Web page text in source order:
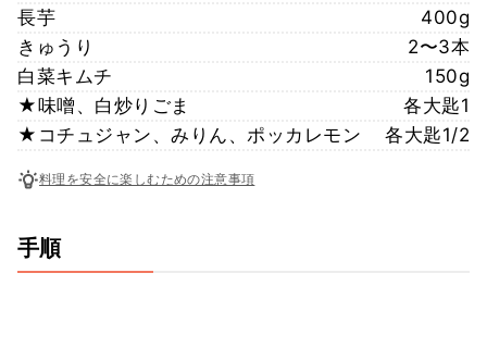
長芋
400g
きゅうり
2〜3本
白菜キムチ
150g
★味噌、白炒りごま
各大匙1
★コチュジャン、みりん、ポッカレモン
各大匙1/2
料理を安全に楽しむための注意事項
手順